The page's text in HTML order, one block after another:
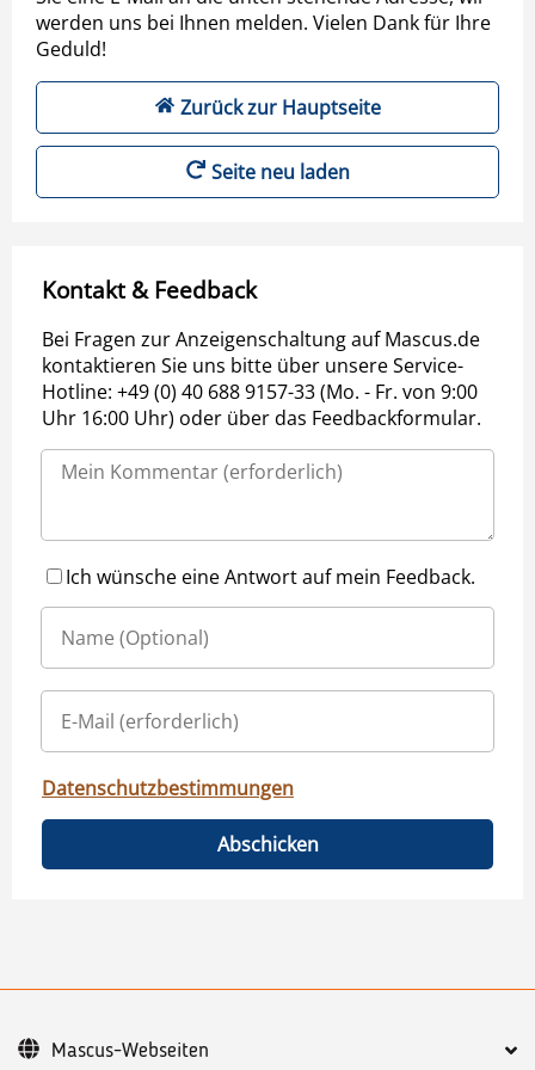
werden uns bei Ihnen melden. Vielen Dank für Ihre
Geduld!
Zurück zur Hauptseite
Seite neu laden
Kontakt & Feedback
Bei Fragen zur Anzeigenschaltung auf Mascus.de
kontaktieren Sie uns bitte über unsere Service-
Hotline: +49 (0) 40 688 9157-33 (Mo. - Fr. von 9:00
Uhr 16:00 Uhr) oder über das Feedbackformular.
Ich wünsche eine Antwort auf mein Feedback.
Datenschutzbestimmungen
Abschicken
Mascus-Webseiten